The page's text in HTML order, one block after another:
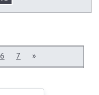
6 7 »